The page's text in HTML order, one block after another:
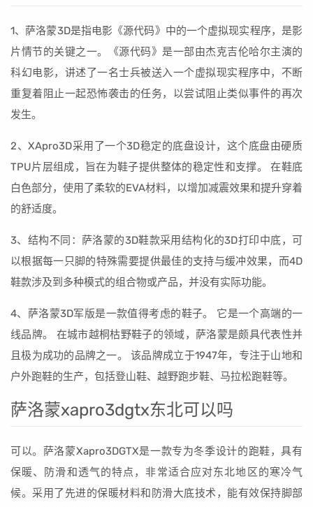
1、萨洛蒙3D是指电影《源代码》中的一个虚拟现实程序，是影
片情节的关键之一。《源代码》是一部由杰克吉伦哈尔主演的
科幻电影，讲述了一名士兵被送入一个虚拟现实程序中，不断
重复着阻止一起恐怖袭击的任务，以尝试阻止类似事件的再次
发生。
2、XApro3D采用了一个3D稳定的底盘设计，这个底盘由硬质
TPU片层组成，旨在为鞋子提供整体的稳定性和支撑。 在鞋底
白色部分，使用了柔软的EVA材料，以增加减震效果和提升穿着
的舒适度。
3、结构不同：萨洛蒙的3D鞋款采用结构化的3D打印中底，可
以根据每一只脚的特殊需要提供最佳的支持与缓冲效果，而4D
鞋款涉及到多种模式的组合物或产品，并没有实际功能。
4、萨洛蒙3D军版是一款值得考虑的鞋子。 它是一个高端的一
线品牌。 在城市越桐枯野鞋子的领域，萨洛蒙是颇具代表性并
且极为成功的品牌之一。 该品牌成立于1947年，专注于山地和
户外跑鞋的生产，包括登山鞋、越野跑步鞋、马拉松跑鞋等。
萨洛蒙xapro3dgtx东北可以吗
可以。萨洛蒙Xapro3DGTX是一款专为冬季设计的跑鞋，具有
保暖、防滑和透气的特点，非常适合应对东北地区的寒冷气
候。采用了先进的保暖材料和防滑大底技术，能有效保持脚部